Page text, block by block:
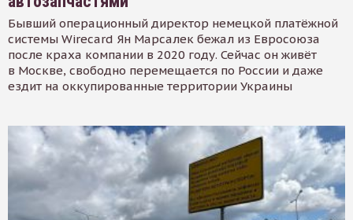
Бывший операционный директор немецкой платёжной
системы Wirecard Ян Марсалек бежал из Евросоюза
после краха компании в 2020 году. Сейчас он живёт
в Москве, свободно перемещается по России и даже
ездит на оккупированные территории Украины